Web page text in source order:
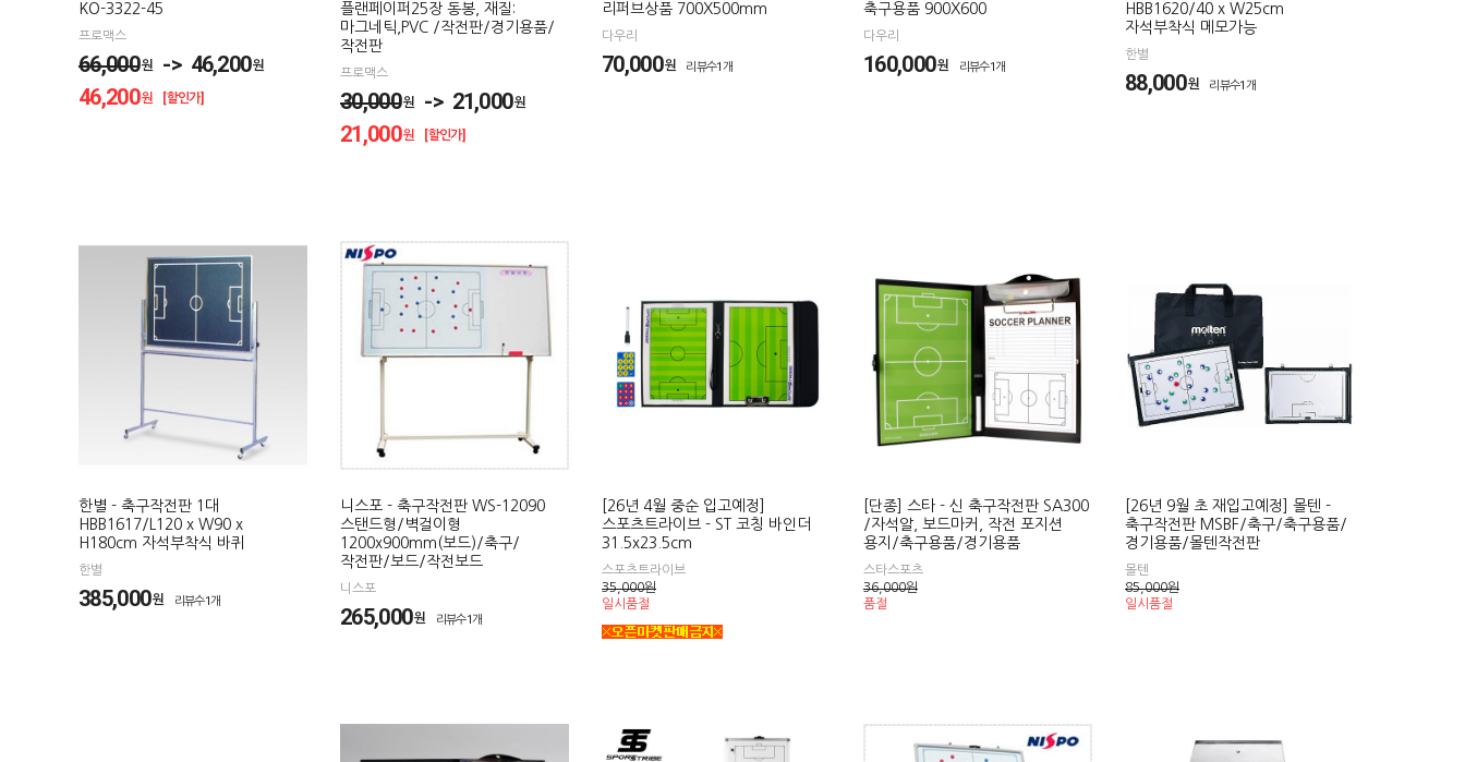
KO-3322-45
프로맥스
66,000원
-> 46,200원
46,200원 [할인가]
플랜페이퍼25장 동봉, 재질:
마그네틱,PVC /작전판/경기용품/
작전판
프로맥스
30,000원
-> 21,000원
21,000원 [할인가]
리퍼브상품 700X500mm
다우리
70,000원 리뷰수1개
축구용품 900X600
다우리
160,000원 리뷰수1개
HBB1620/40 x W25cm
자석부착식 메모가능
한별
88,000원 리뷰수1개
한별 - 축구작전판 1대
HBB1617/L120 x W90 x
H180cm 자석부착식 바퀴
한별
385,000원 리뷰수1개
니스포 - 축구작전판 WS-12090
스탠드형/벽걸이형
1200x900mm(보드)/축구/
작전판/보드/작전보드
니스포
265,000원 리뷰수1개
[26년 4월 중순 입고예정]
스포츠트라이브 - ST 코칭 바인더
31.5x23.5cm
스포츠트라이브
35,000원
일시품절
[단종] 스타 - 신 축구작전판 SA300
/자석알, 보드마커, 작전 포지션
용지/축구용품/경기용품
스타스포츠
36,000원
품절
[26년 9월 초 재입고예정] 몰텐 -
축구작전판 MSBF/축구/축구용품/
경기용품/몰텐작전판
몰텐
85,000원
일시품절